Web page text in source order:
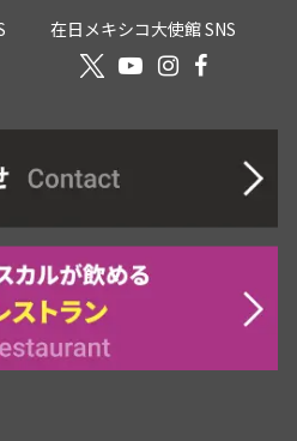
在日メキシコ大使館 SNS